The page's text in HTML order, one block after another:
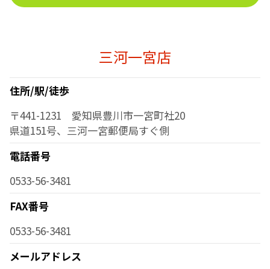
三河一宮店
住所/駅/徒歩
〒441-1231 愛知県豊川市一宮町社20
県道151号、三河一宮郵便局すぐ側
電話番号
0533-56-3481
FAX番号
0533-56-3481
メールアドレス